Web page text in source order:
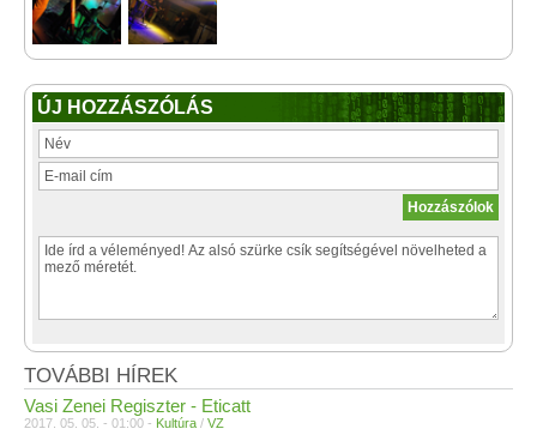
ÚJ HOZZÁSZÓLÁS
TOVÁBBI HÍREK
Vasi Zenei Regiszter - Eticatt
2017. 05. 05. - 01:00 - Kultúra / VZ